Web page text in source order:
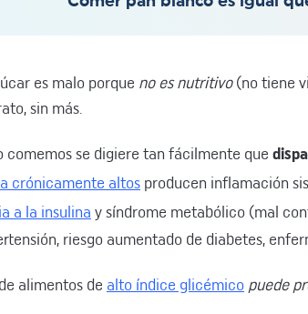
es malo porque no es nutritivo(no tiene
sin más.
comemos se digiere tan fácilmente que
crónicamente altos producen inflamación
a la insulina y síndrome metabólico (mal
riesgo aumentado de diabetes,
alimentos de alto índice glicémico puede